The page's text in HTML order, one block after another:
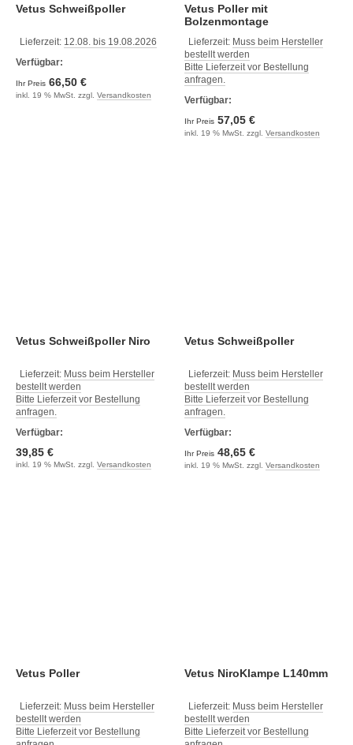
Vetus Schweißpoller
Lieferzeit: 12.08. bis 19.08.2026
Verfügbar:
Ihr Preis 66,50 €
inkl. 19 % MwSt. zzgl. Versandkosten
Vetus Poller mit
Bolzenmontage
Lieferzeit: Muss beim Hersteller
bestellt werden
Bitte Lieferzeit vor Bestellung
anfragen.
Verfügbar:
Ihr Preis 57,05 €
inkl. 19 % MwSt. zzgl. Versandkosten
Vetus Schweißpoller Niro
Lieferzeit: Muss beim Hersteller
bestellt werden
Bitte Lieferzeit vor Bestellung
anfragen.
Verfügbar:
39,85 €
inkl. 19 % MwSt. zzgl. Versandkosten
Vetus Schweißpoller
Lieferzeit: Muss beim Hersteller
bestellt werden
Bitte Lieferzeit vor Bestellung
anfragen.
Verfügbar:
Ihr Preis 48,65 €
inkl. 19 % MwSt. zzgl. Versandkosten
Vetus Poller
Lieferzeit: Muss beim Hersteller
bestellt werden
Bitte Lieferzeit vor Bestellung
Vetus NiroKlampe L140mm
Lieferzeit: Muss beim Hersteller
bestellt werden
Bitte Lieferzeit vor Bestellung